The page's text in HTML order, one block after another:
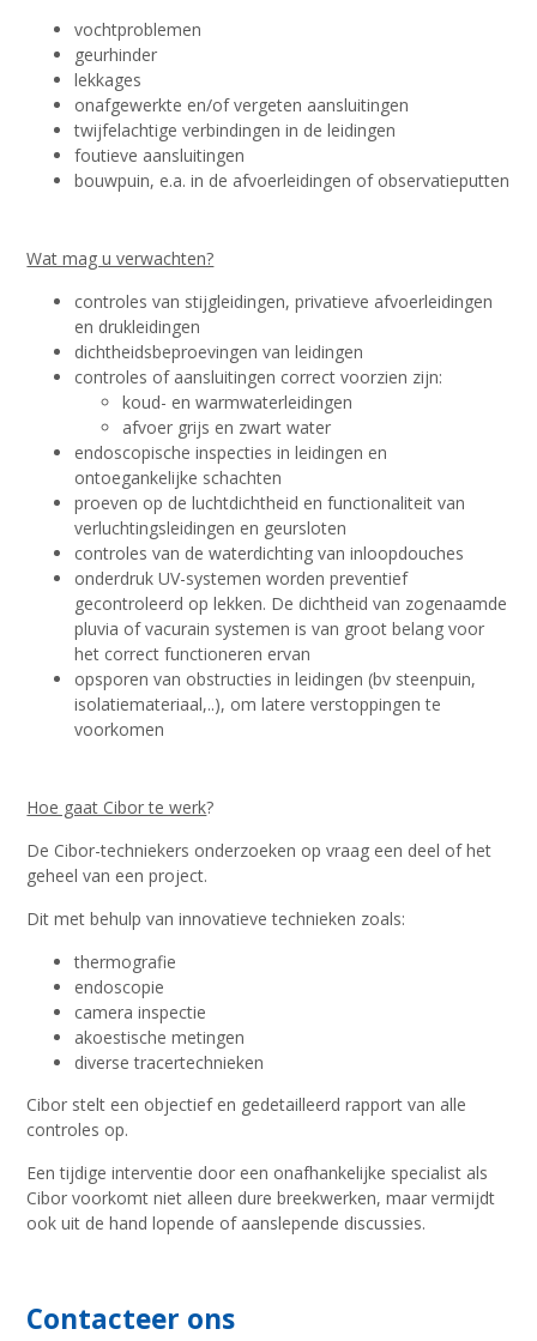
vochtproblemen
geurhinder
lekkages
onafgewerkte en/of vergeten aansluitingen
twijfelachtige verbindingen in de leidingen
foutieve aansluitingen
bouwpuin, e.a. in de afvoerleidingen of observatieputten
Wat mag u verwachten?
controles van stijgleidingen, privatieve afvoerleidingen
en drukleidingen
dichtheidsbeproevingen van leidingen
controles of aansluitingen correct voorzien zijn:
koud- en warmwaterleidingen
afvoer grijs en zwart water
endoscopische inspecties in leidingen en
ontoegankelijke schachten
proeven op de luchtdichtheid en functionaliteit van
verluchtingsleidingen en geursloten
controles van de waterdichting van inloopdouches
onderdruk UV-systemen worden preventief
gecontroleerd op lekken. De dichtheid van zogenaamde
pluvia of vacurain systemen is van groot belang voor
het correct functioneren ervan
opsporen van obstructies in leidingen (bv steenpuin,
isolatiemateriaal,..), om latere verstoppingen te
voorkomen
Hoe gaat Cibor te werk?
De Cibor-techniekers onderzoeken op vraag een deel of het
geheel van een project.
Dit met behulp van innovatieve technieken zoals:
thermografie
endoscopie
camera inspectie
akoestische metingen
diverse tracertechnieken
Cibor stelt een objectief en gedetailleerd rapport van alle
controles op.
Een tijdige interventie door een onafhankelijke specialist als
Cibor voorkomt niet alleen dure breekwerken, maar vermijdt
ook uit de hand lopende of aanslepende discussies.
Contacteer ons